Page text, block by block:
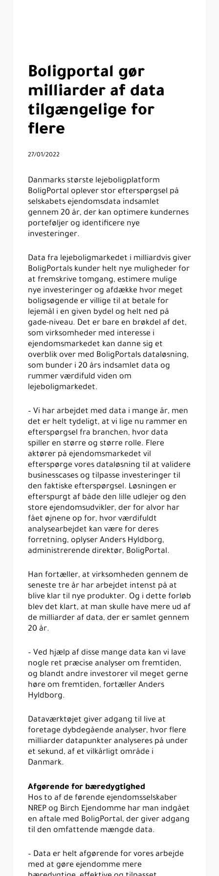
Boligportal gør
milliarder af data
tilgængelige for
flere
27/01/2022
Danmarks største lejeboligplatform
BoligPortal oplever stor efterspørgsel på
selskabets ejendomsdata indsamlet
gennem 20 år, der kan optimere kundernes
porteføljer og identificere nye
investeringer.
Data fra lejeboligmarkedet i milliardvis giver
BoligPortals kunder helt nye muligheder for
at fremskrive tomgang, estimere mulige
nye investeringer og afdække hvor meget
boligsøgende er villige til at betale for
lejemål i en given bydel og helt ned på
gade-niveau. Det er bare en brøkdel af det,
som virksomheder med interesse i
ejendomsmarkedet kan danne sig et
overblik over med BoligPortals dataløsning,
som bunder i 20 års indsamlet data og
rummer værdifuld viden om
lejeboligmarkedet.
– Vi har arbejdet med data i mange år, men
det er helt tydeligt, at vi lige nu rammer en
efterspørgsel fra branchen, hvor data
spiller en større og større rolle. Flere
aktører på ejendomsmarkedet vil
efterspørge vores dataløsning til at validere
businesscases og tilpasse investeringer til
den faktiske efterspørgsel. Løsningen er
efterspurgt af både den lille udlejer og den
store ejendomsudvikler, der for alvor har
fået øjnene op for, hvor værdifuldt
analysearbejdet kan være for deres
forretning, oplyser Anders Hyldborg,
administrerende direktør, BoligPortal.
Han fortæller, at virksomheden gennem de
seneste tre år har arbejdet intenst på at
blive klar til nye produkter. Og i dette forløb
blev det klart, at man skulle have mere ud af
de milliarder af data, der er samlet gennem
20 år.
– Ved hjælp af disse mange data kan vi lave
nogle ret præcise analyser om fremtiden,
og blandt andre investorer vil meget gerne
høre om fremtiden, fortæller Anders
Hyldborg.
Dataværktøjet giver adgang til live at
foretage dybdegående analyser, hvor flere
milliarder datapunkter analyseres på under
et sekund, af et vilkårligt område i
Danmark.
Afgørende for bæredygtighed
Hos to af de førende ejendomsselskaber
NREP og Birch Ejendomme har man indgået
en aftale med BoligPortal, der giver adgang
til den omfattende mængde data.
– Data er helt afgørende for vores arbejde
med at gøre ejendomme mere